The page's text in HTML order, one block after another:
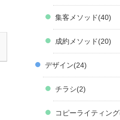
集客メソッド 40
成約メソッド 20
デザイン 24
チラシ 2
コピーライティング